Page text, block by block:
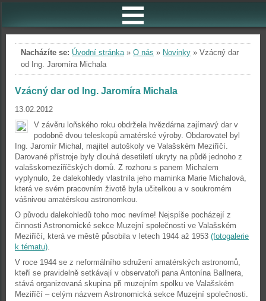
Nacházíte se: Úvodní stránka» O nás » Novinky » Vzácný dar
od Ing. Jaromíra Michala
Vzácný dar od Ing. Jaromíra Michala
13.02.2012
V závěru loňského roku obdržela hvězdárna zajímavý dar v
podobně dvou teleskopů amatérské výroby. Obdarovatel byl
Ing. Jaromír Michal, majitel autoškoly ve Valašském Meziříčí.
Darované přístroje byly dlouhá desetiletí ukryty na půdě jednoho z
valašskomeziříčských domů. Z rozhoru s panem Michalem
vyplynulo, že dalekohledy vlastnila jeho maminka Marie Michalová,
která ve svém pracovním životě byla učitelkou a v soukromém
vášnivou amatérskou astronomkou.
O původu dalekohledů toho moc nevíme! Nejspíše pocházejí z
činnosti Astronomické sekce Muzejní společnosti ve Valašském
Meziříčí, která ve městě působila v letech 1944 až 1953 (fotogalerie
k tématu).
V roce 1944 se z neformálního sdružení amatérských astronomů,
kteří se pravidelně setkávají v observatoři pana Antonína Ballnera,
stává organizovaná skupina při muzejním spolku ve Valašském
Meziříčí – celým názvem Astronomická sekce Muzejní společnosti.